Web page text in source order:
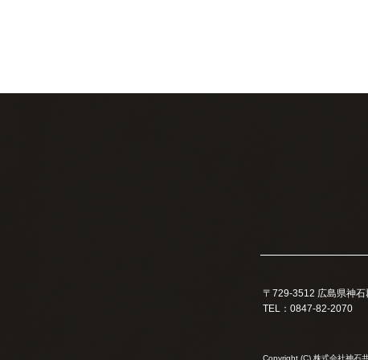
〒729-3512 広島県神
TEL：0847-82-2070
Copyright (C) 株式会社神石